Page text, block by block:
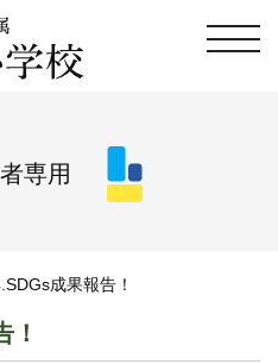
専用
成果報告！
！